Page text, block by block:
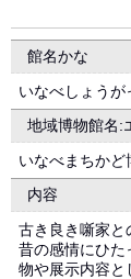
館名かな
いなべしょうが
地域博物館名:
いなべまちかど
内容
古き良き噺家と
昔の感情にひた
物や展示内容と